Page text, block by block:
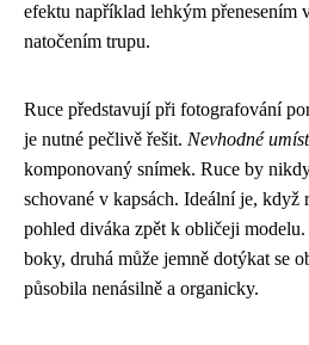
efektu například lehkým přenesením
natočením trupu.
Ruce představují při fotografování
je nutné pečlivě řešit. Nevhodné
komponovaný snímek. Ruce by
schované v kapsách. Ideální je,
pohled diváka zpět k obličeji
boky, druhá může jemně dotýkat se
působila nenásilně a organicky.